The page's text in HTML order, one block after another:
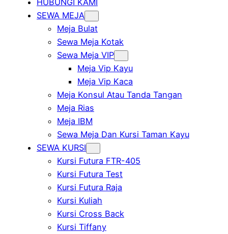
SEWA MEJA
Meja Bulat
Sewa Meja Kotak
Sewa Meja VIP
Meja Vip Kayu
Meja Vip Kaca
Meja Konsul Atau Tanda Tangan
Meja Rias
Meja IBM
Sewa Meja Dan Kursi Taman Kayu
SEWA KURSI
Kursi Futura FTR-405
Kursi Futura Test
Kursi Futura Raja
Kursi Kuliah
Kursi Cross Back
Kursi Tiffany